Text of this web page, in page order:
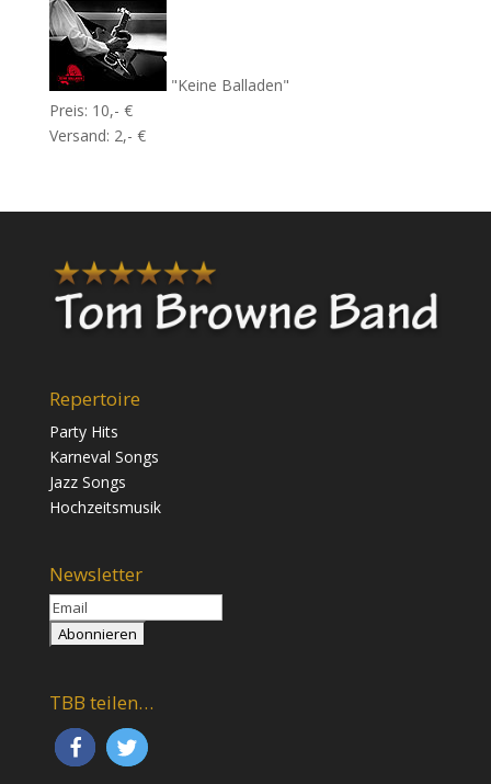
"Keine Balladen"
Preis: 10,- €
Versand: 2,- €
Repertoire
Party Hits
Karneval Songs
Jazz Songs
Hochzeitsmusik
Newsletter
TBB teilen…